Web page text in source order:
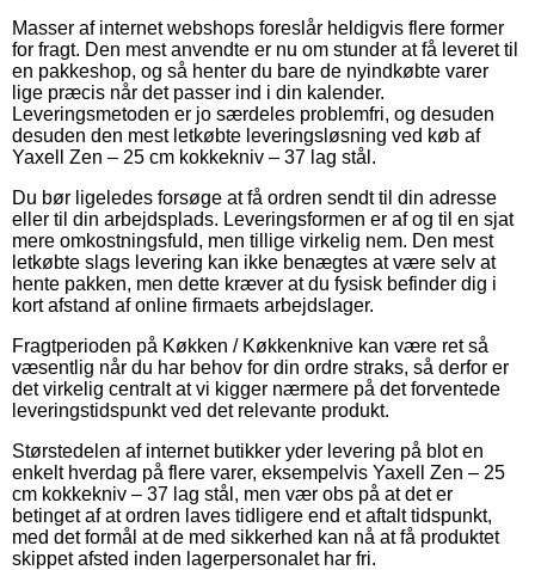
Masser af internet webshops foreslår heldigvis flere former
for fragt. Den mest anvendte er nu om stunder at få leveret til
en pakkeshop, og så henter du bare de nyindkøbte varer
lige præcis når det passer ind i din kalender.
Leveringsmetoden er jo særdeles problemfri, og desuden
desuden den mest letkøbte leveringsløsning ved køb af
Yaxell Zen – 25 cm kokkekniv – 37 lag stål.
Du bør ligeledes forsøge at få ordren sendt til din adresse
eller til din arbejdsplads. Leveringsformen er af og til en sjat
mere omkostningsfuld, men tillige virkelig nem. Den mest
letkøbte slags levering kan ikke benægtes at være selv at
hente pakken, men dette kræver at du fysisk befinder dig i
kort afstand af online firmaets arbejdslager.
Fragtperioden på Køkken / Køkkenknive kan være ret så
væsentlig når du har behov for din ordre straks, så derfor er
det virkelig centralt at vi kigger nærmere på det forventede
leveringstidspunkt ved det relevante produkt.
Størstedelen af internet butikker yder levering på blot en
enkelt hverdag på flere varer, eksempelvis Yaxell Zen – 25
cm kokkekniv – 37 lag stål, men vær obs på at det er
betinget af at ordren laves tidligere end et aftalt tidspunkt,
med det formål at de med sikkerhed kan nå at få produktet
skippet afsted inden lagerpersonalet har fri.